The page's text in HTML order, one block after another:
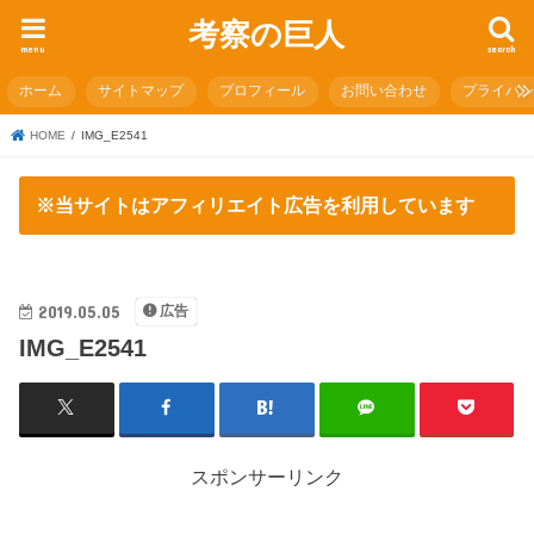
考察の巨人 search
menu
ホーム サイトマップ プロフィール お問い合わせ プライバ
HOME IMG_E2541
※当サイトはアフィリエイト広告を利用しています
2019.05.05 広告
IMG_E2541
スポンサーリンク